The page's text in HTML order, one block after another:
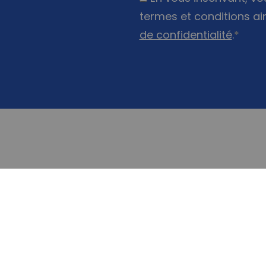
termes et conditions
de confidentialité.*